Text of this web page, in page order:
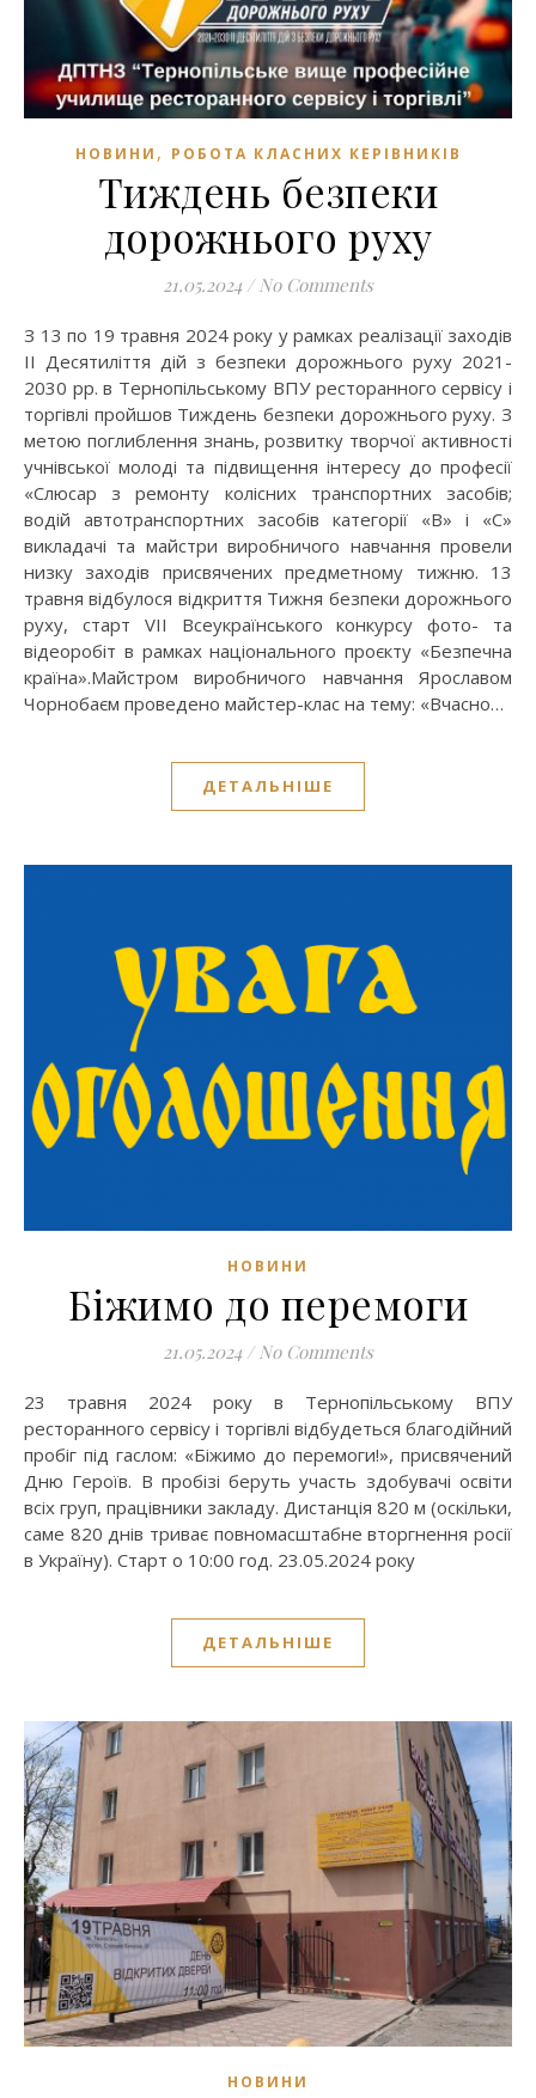
НОВИНИ , РОБОТА КЛАСНИХ КЕРІВНИКІВ
Тиждень безпеки
дорожнього руху
21.05.2024 / No Comments
З 13 по 19 травня 2024 року у рамках реалізації заходів
ІІ Десятиліття дій з безпеки дорожнього руху 2021-
2030 рр. в Тернопільському ВПУ ресторанного сервісу і
торгівлі пройшов Тиждень безпеки дорожнього руху. З
метою поглиблення знань, розвитку творчої активності
учнівської молоді та підвищення інтересу до професії
«Слюсар з ремонту колісних транспортних засобів;
водій автотранспортних засобів категорії «В» і «С»
викладачі та майстри виробничого навчання провели
низку заходів присвячених предметному тижню. 13
травня відбулося відкриття Тижня безпеки дорожнього
руху, старт VІI Всеукраїнського конкурсу фото- та
відеоробіт в рамках національного проєкту «Безпечна
країна».Майстром виробничого навчання Ярославом
Чорнобаєм проведено майстер-клас на тему: «Вчасно…
ДЕТАЛЬНІШЕ
НОВИНИ
Біжимо до перемоги
21.05.2024 / No Comments
23 травня 2024 року в Тернопільському ВПУ
ресторанного сервісу і торгівлі відбудеться благодійний
пробіг під гаслом: «Біжимо до перемоги!», присвячений
Дню Героїв. В пробізі беруть участь здобувачі освіти
всіх груп, працівники закладу. Дистанція 820 м (оскільки,
саме 820 днів триває повномасштабне вторгнення росії
в Україну). Старт о 10:00 год. 23.05.2024 року
ДЕТАЛЬНІШЕ
НОВИНИ